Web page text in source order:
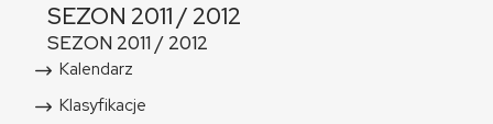
SEZON 2011 / 2012
SEZON 2011 / 2012
Kalendarz
Klasyfikacje